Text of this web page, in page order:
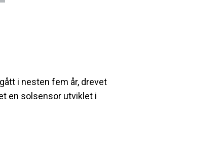
i nesten fem år, drevet
en solsensor utviklet i